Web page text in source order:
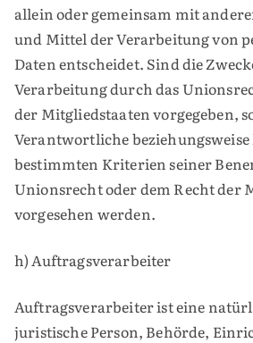
allein oder gemeinsam mit
und Mittel der Verarbeitung von
Daten entscheidet. Sind die
Verarbeitung durch das
der Mitgliedstaaten vorgegeben,
Verantwortliche
bestimmten Kriterien seiner
Unionsrecht oder dem Recht der
vorgesehen werden.
h) Auftragsverarbeiter
Auftragsverarbeiter ist eine
juristische Person, Behörde,